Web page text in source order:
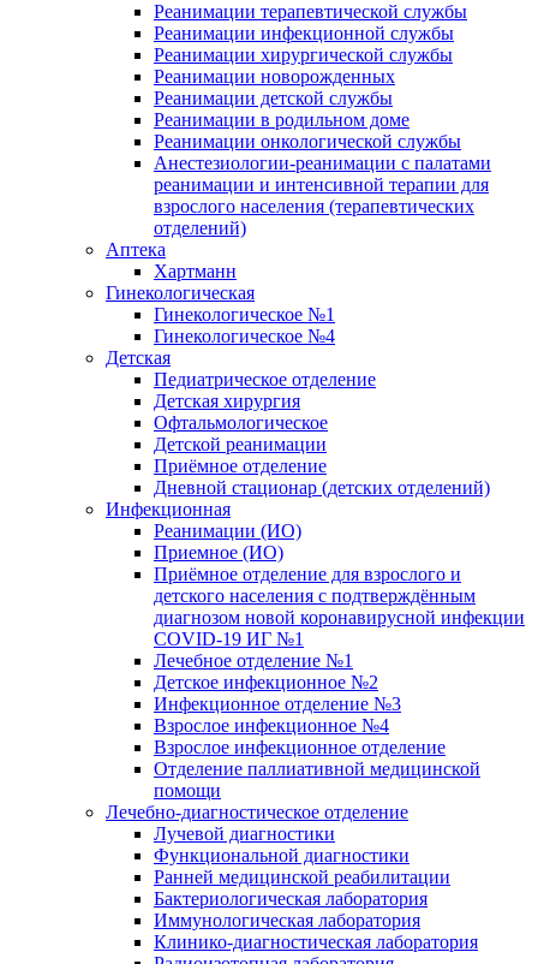
Реанимации терапевтической службы
Реанимации инфекционной службы
Реанимации хирургической службы
Реанимации новорожденных
Реанимации детской службы
Реанимации в родильном доме
Реанимации онкологической службы
Анестезиологии-реанимации с палатами
реанимации и интенсивной терапии для
взрослого населения (терапевтических
отделений)
Аптека
Хартманн
Гинекологическая
Гинекологическое №1
Гинекологическое №4
Детская
Педиатрическое отделение
Детская хирургия
Офтальмологическое
Детской реанимации
Приёмное отделение
Дневной стационар (детских отделений)
Инфекционная
Реанимации (ИО)
Приемное (ИО)
Приёмное отделение для взрослого и
детского населения с подтверждённым
диагнозом новой коронавирусной инфекции
COVID-19 ИГ №1
Лечебное отделение №1
Детское инфекционное №2
Инфекционное отделение №3
Взрослое инфекционное №4
Взрослое инфекционное отделение
Отделение паллиативной медицинской
помощи
Лечебно-диагностическое отделение
Лучевой диагностики
Функциональной диагностики
Ранней медицинской реабилитации
Бактериологическая лаборатория
Иммунологическая лаборатория
Клинико-диагностическая лаборатория